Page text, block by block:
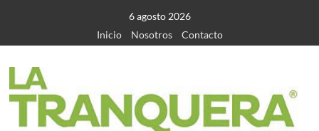
contenido
6 agosto 2026
Inicio
Nosotros Contacto